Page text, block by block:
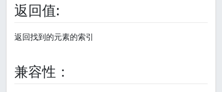
返回值:
返回找到的元素的索引
兼容性：